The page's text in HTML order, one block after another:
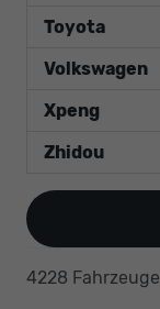
Toyota
Volkswagen
Xpeng
Zhidou
4228 Fahrzeuge